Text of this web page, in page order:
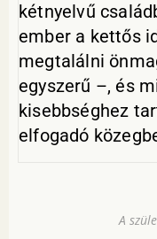
kétnyelvű
ember a kettős
megtalálni
egyszerű –, és
kisebbséghez
elfogadó
A